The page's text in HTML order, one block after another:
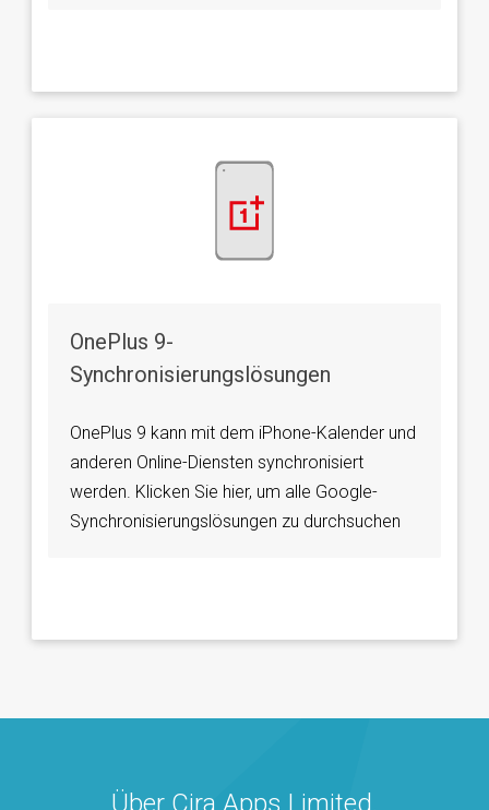
OnePlus 9-
Synchronisierungslösungen
OnePlus 9 kann mit dem iPhone-Kalender und
anderen Online-Diensten synchronisiert
werden. Klicken Sie hier, um alle Google-
Synchronisierungslösungen zu durchsuchen
Über Cira Apps Limited.